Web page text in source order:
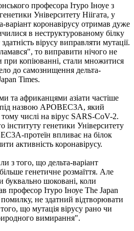
професора Ітуро Іноуе з
Університету Ніігата, у
варіант коронавірусу отримав дуже
в неструктурованому білку
вірусу виправляти мутації.
то виправити нічого не
копіюванні, стали множитися
до самознищення дельта-
Times.
та африканцями азіати частіше
назвою APOBEC3A, який
числі на вірус SARS-CoV-2.
інституту генетики Університету
протеїн впливає на білок
активність коронавірусу.
з того, що дельта-варіант
генетичне розмаїття. Але
буквально шоковані, коли
професор Ітуро Іноуе The Japan
не здатний відтворювати
що мутація вірусу рано чи
вимирання".